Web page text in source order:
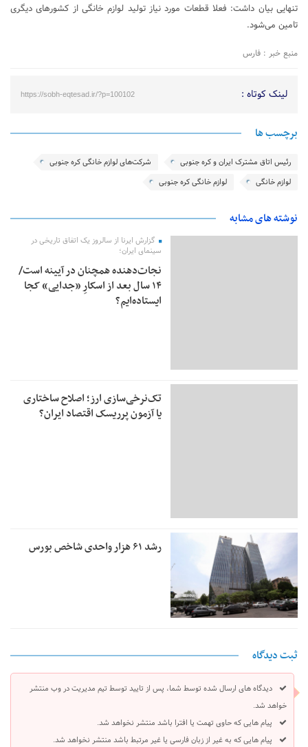
تنهایی بیان داشت: فعلا قطعات مورد نیاز تولید لوازم خانگی از کشورهای دیگری
تامین می‌شود.
منبع خبر : فارس
لینک کوتاه : https://sobh-eqtesad.ir/?p=100102
برچسب ها
رئیس اتاق مشترک ایران و کره جنوبی
شرکت‌های لوازم خانگی کره جنوبی
لوازم خانگی
لوازم خانگی کره جنوبی
نوشته های مشابه
گزارش ایرنا از سالروز یک اتفاق تاریخی در
سینمای ایران؛
نجات‌دهنده‌ همچنان در آیینه است/
۱۴ سال بعد از اسکارِ «جدایی» کجا
ایستاده‌ایم؟
تک‌نرخی‌سازی ارز؛ اصلاح ساختاری
یا آزمون پرریسک اقتصاد ایران؟
رشد ۶۱ هزار واحدی شاخص بورس
ثبت دیدگاه
دیدگاه های ارسال شده توسط شما، پس از تایید توسط تیم مدیریت در وب منتشر
خواهد شد.
پیام هایی که حاوی تهمت یا افترا باشد منتشر نخواهد شد.
پیام هایی که به غیر از زبان فارسی یا غیر مرتبط باشد منتشر نخواهد شد.